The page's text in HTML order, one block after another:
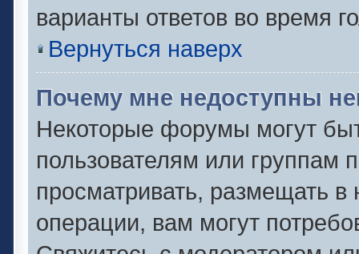
варианты ответов во время
Вернуться наверх
Почему мне недоступны
Некоторые форумы могут
пользователям или группам
просматривать, размещать
операции, вам могут